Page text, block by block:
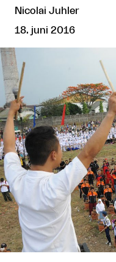
Nicolai Juhler
18. juni 2016